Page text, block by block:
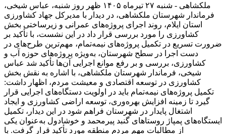
ملکشاهی - شنبه ۲۷ تیرماه ۱۴۰۵ ظهر روز شنبه، عباس شیخی،
فرماندار شهرستان ملکشاهی، در دیدار با مدیرکل جهاد کشاورزی
استان ایلام، روند اجرای پروژه‌های عمرانی و زیرساختی بخش
کشاورزی را مورد بررسی قرار داد در این نشست، با تأکید بر
ضرورت تسریع در تکمیل پروژه‌های نیمه‌تمام، مهم‌ترین طرح‌های در
دست اجرا در سطح شهرستان، به‌ویژه پروژه‌های حوزه آب و
کشاورزی، بررسی و بر رفع موانع اجرایی آن‌ها تأکید شد عباس
شیخی، فرماندار شهرستان ملکشاهی، با اشاره به نقش بخش
کشاورزی در توسعه اقتصادی و معیشت مردم، اظهار داشت:
تکمیل پروژه‌های نیمه‌تمام باید در اولویت دستگاه‌های اجرایی قرار
گیرد تا زمینه افزایش بهره‌وری، توسعه اراضی کشاورزی و ایجاد
اشتغال پایدار در شهرستان فراهم شود در این دیدار، تکمیل
ایستگاه‌های پمپاژ روستاهای گنبد پیرمحمد و خوشادول به‌عنوان یکی
از مطالبات مهم مردم منطقه مورد تأکید قرار گرفت. با